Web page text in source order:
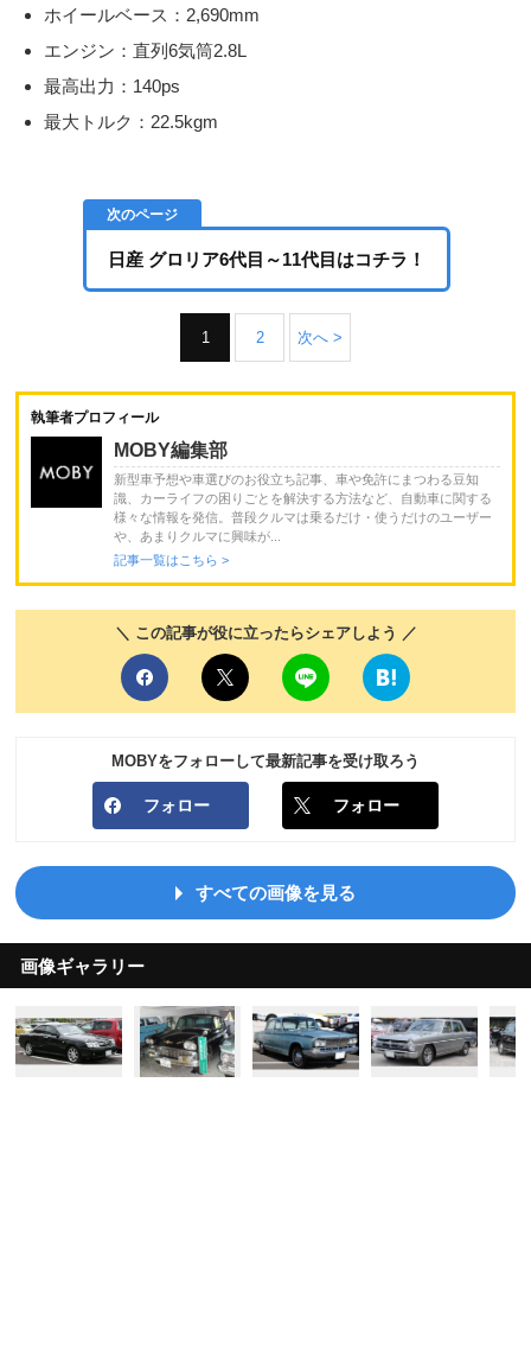
ホイールベース：2,690mm
エンジン：直列6気筒2.8L
最高出力：140ps
最大トルク：22.5kgm
日産 グロリア6代目～11代目はコチラ！
1 2 次へ >
執筆者プロフィール
MOBY編集部
新型車予想や車選びのお役立ち記事、車や免許にまつわる豆知
識、カーライフの困りごとを解決する方法など、自動車に関する
様々な情報を発信。普段クルマは乗るだけ・使うだけのユーザー
や、あまりクルマに興味が...
記事一覧はこちら >
＼ この記事が役に立ったらシェアしよう ／
MOBYをフォローして最新記事を受け取ろう
フォロー フォロー
すべての画像を見る
画像ギャラリー